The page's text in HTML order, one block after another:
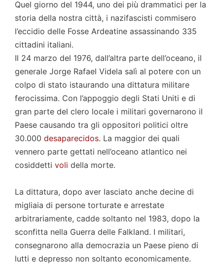
Quel giorno del 1944, uno dei più drammatici per la
storia della nostra città, i nazifascisti commisero
l’eccidio delle Fosse Ardeatine assassinando 335
cittadini italiani.
Il 24 marzo del 1976, dall’altra parte dell’oceano, il
generale Jorge Rafael Videla salì al potere con un
colpo di stato istaurando una dittatura militare
ferocissima. Con l’appoggio degli Stati Uniti e di
gran parte del clero locale i militari governarono il
Paese causando tra gli oppositori politici oltre
30.000 desaparecidos. La maggior dei quali
vennero parte gettati nell’oceano atlantico nei
cosiddetti voli della morte.
La dittatura, dopo aver lasciato anche decine di
migliaia di persone torturate e arrestate
arbitrariamente, cadde soltanto nel 1983, dopo la
sconfitta nella Guerra delle Falkland. I militari,
consegnarono alla democrazia un Paese pieno di
lutti e depresso non soltanto economicamente.